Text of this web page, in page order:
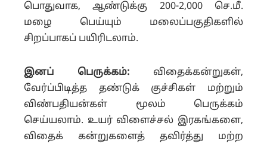
பொதுவாக, ஆண்டுக்கு 200-2,000 செ.மீ.
மழை பெய்யும் மலைப்பகுதிகளில்
சிறப்பாகப் பயிரிடலாம்.
இனப் பெருக்கம்: விதைக்கன்றுகள்,
வேர்ப்பிடித்த தண்டுக் குச்சிகள் மற்றும்
விண்பதியன்கள் மூலம் பெருக்கம்
செய்யலாம். உயர் விளைச்சல் இரகங்களை,
விதைக் கன்றுகளைத் தவிர்த்து மற்ற